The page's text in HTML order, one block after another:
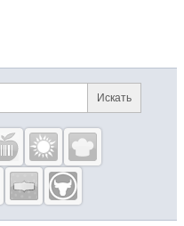
по сайту и
Искать
проекты